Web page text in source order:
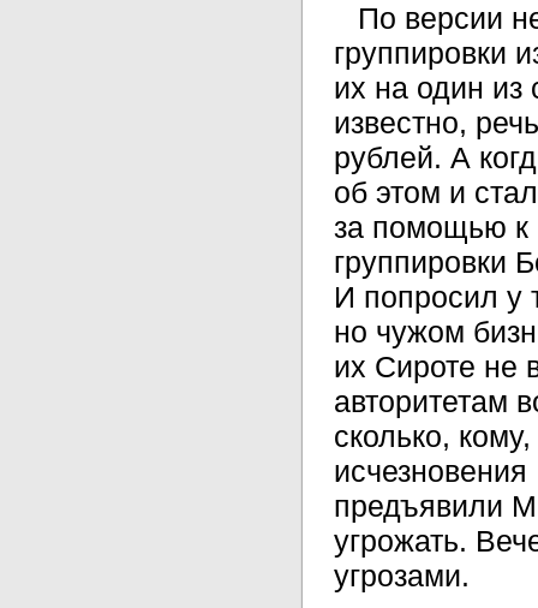
По версии
группировки
их на один из
известно,
рублей. А
об этом и
за помощью к
группировки
И попросил у
но чужом
их Сироте не
авторитетам
сколько,
предъявили
угрожать.
угрозами.